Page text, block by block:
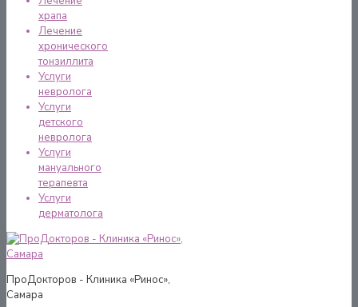
храпа
Лечение
хронического
тонзиллита
Услуги
невролога
Услуги
детского
невролога
Услуги
мануального
терапевта
Услуги
дерматолога
ПроДокторов - Клиника «Ринос»,
Самара